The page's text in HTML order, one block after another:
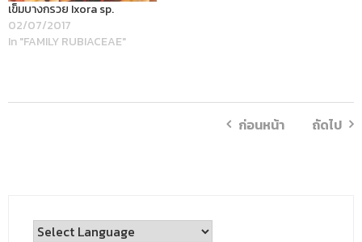
เข็มบางกรวย Ixora sp.
02/07/2017
In "FAMILY RUBIACEAE"
ก่อนหน้า ถัดไป